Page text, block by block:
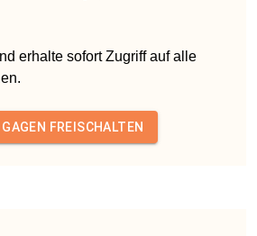
erhalte sofort Zugriff auf alle
FREISCHALTEN